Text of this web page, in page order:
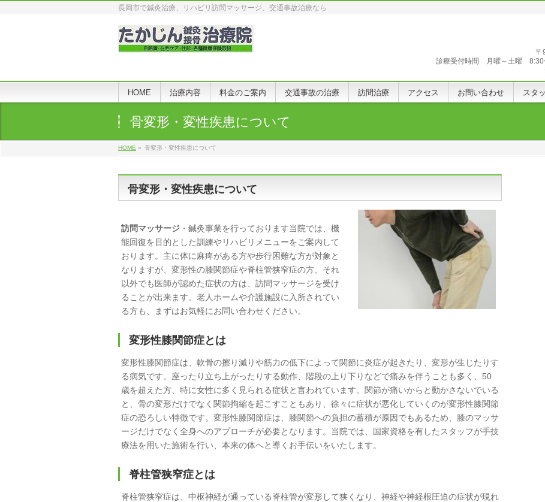
長岡市で鍼灸治療、リハビリ訪問マッサージ、交通事故治療なら
〒
診療受付時間 月曜～土曜 8:30
HOME 治療内容 料金のご案内 交通事故の治療 訪問治療 アクセス お問い合わせ スタ
骨変形・変性疾患について
HOME » 骨変形・変性疾患について
骨変形・変性疾患について
訪問マッサージ ・鍼灸事業を行っております当院では、機
能回復を目的とした訓練やリハビリ メニューをご案内して
おります。主に体に麻痺がある方や歩行困難な方が対象と
なりますが、変形性の膝関節症や脊柱管狭窄症の方、それ
以外でも医師が認めた症状の方は、訪問マッサージを受け
ることが出来ます。 老人 ホームや介護施設に入所されてい
る方も、まずはお気軽にお問い合わせください。
変形性膝関節症とは
変形性膝関節症は、軟骨の擦り減りや筋力の低下によって関節に炎症が起きたり、変形が生じたりす
る病気です。座ったり立ち上がったりする動作、階段の上り下りなどで痛みを伴うことも多く、50
歳を超えた方、特に女性に多く見られる症状と言われています。関節が痛いからと動かさないでいる
と、骨の変形だけでなく関節拘縮を起こすこともあり、徐々に症状が悪化していくのが変形性膝関節
症の恐ろしい特徴です。変形性膝関節症は、膝関節への負担の蓄積が原因でもあるため、膝のマッサ
ージだけでなく全身へのアプローチが必要となります。当院では、国家資格を有したスタッフが手技
療法を用いた施術を行い、本来の体へと導くお手伝いをいたします。
脊柱管狭窄症とは
脊柱管狭窄症は、中枢神経が通っている脊柱管が変形して狭くなり、神経や神経根圧迫の症状が現れ